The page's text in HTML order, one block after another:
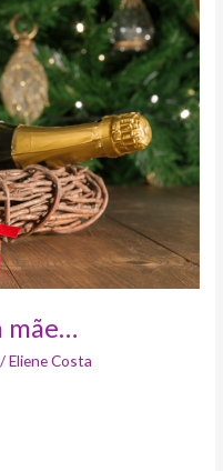
mãe…
/Eliene Costa